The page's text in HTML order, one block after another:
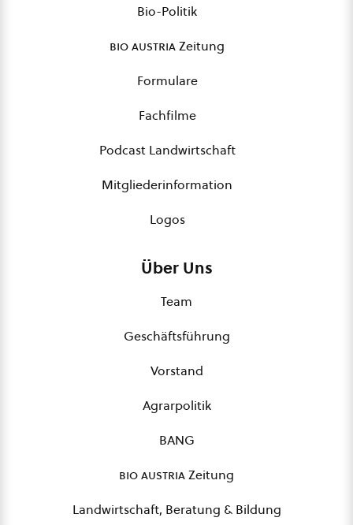
Bio-Politik
bio austriaZeitung
Formulare
Fachfilme
Podcast Landwirtschaft
Mitgliederinformation
Logos
Über Uns
Team
Geschäftsführung
Vorstand
Agrarpolitik
BANG
bio austriaZeitung
Landwirtschaft, Beratung & Bildung